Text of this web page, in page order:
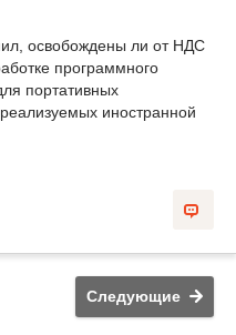
освобождены ли от НДС
программного
портативных
иностранной
Следующие